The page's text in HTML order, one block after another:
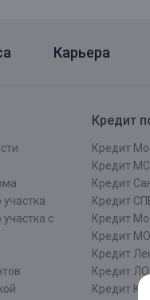
Карьера
с
Кредит
Кредит
Кредит
Кредит
Кредит
Кредит
Кредит МО
Кредит
Кредит ЛО
Кредит